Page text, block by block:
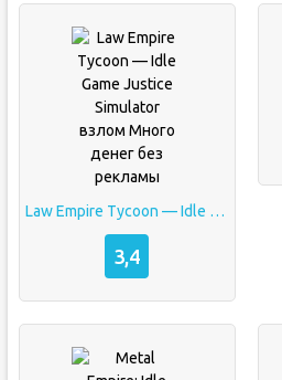
Law Empire Tycoon — Idle Game Justice Simulator взлом Много денег без рекламы
3,4